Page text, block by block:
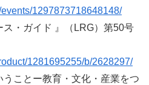
1297873718648148/
・ガイド 』（LRG）第50号
1281695255/b/2628297/
ことー教育・文化・産業をつ